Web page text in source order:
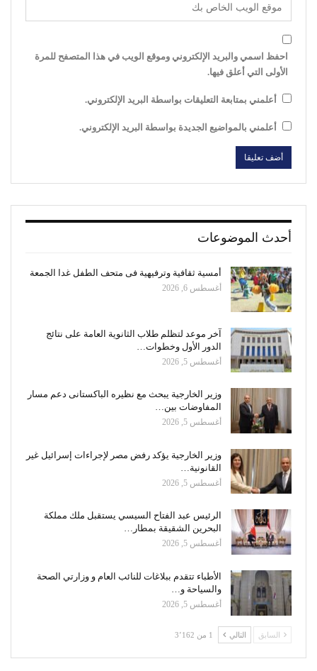
احفظ اسمي والبريد الإلكتروني وموقع الويب في هذا المتصفح للمرة
الأولى التي أعلق فيها.
أعلمني بمتابعة التعليقات بواسطة البريد الإلكتروني.
أعلمني بالمواضيع الجديدة بواسطة البريد الإلكتروني.
أحدث الموضوعات
أمسية ثقافية وترفيهية فى متحف الطفل غدا الجمعة
أغسطس 6, 2026
آخر موعد لتظلم طلاب الثانوية العامة على نتائج
الدور الأول وخطوات…
أغسطس 5, 2026
وزير الخارجية يبحث مع نظيره الباكستانى دعم مسار
المفاوضات بين…
أغسطس 5, 2026
وزير الخارجية يؤكد رفض مصر لإجراءات إسرائيل غير
القانونية…
أغسطس 5, 2026
الرئيس عبد الفتاح السيسي يستقبل ملك مملكة
البحرين الشقيقة بمطار…
أغسطس 5, 2026
الأطباء تتقدم ببلاغات للنائب العام و وزارتي الصحة
والسياحة و…
أغسطس 5, 2026
السابق التالي 1 من 3٬162